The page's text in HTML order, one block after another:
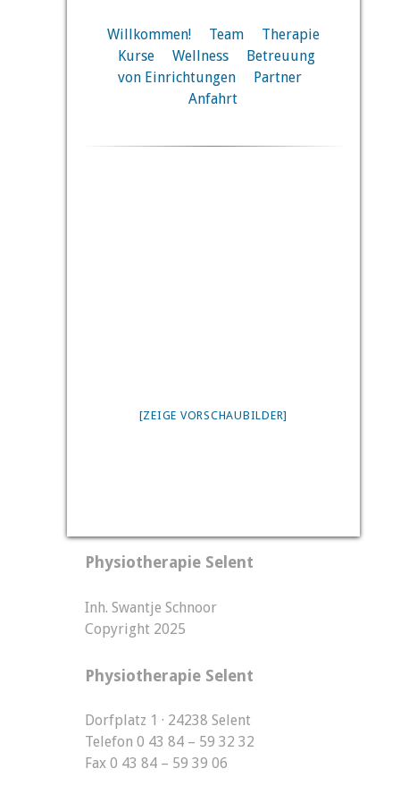
Willkommen! Team
Therapie
Kurse
Wellness
Betreuung
von Einrichtungen
Partner
Anfahrt
[ZEIGE VORSCHAUBILDER]
Physiotherapie Selent
Inh. Swantje Schnoor
Copyright 2025
Physiotherapie Selent
Dorfplatz 1 · 24238 Selent
Telefon 0 43 84 – 59 32 32
Fax 0 43 84 – 59 39 06